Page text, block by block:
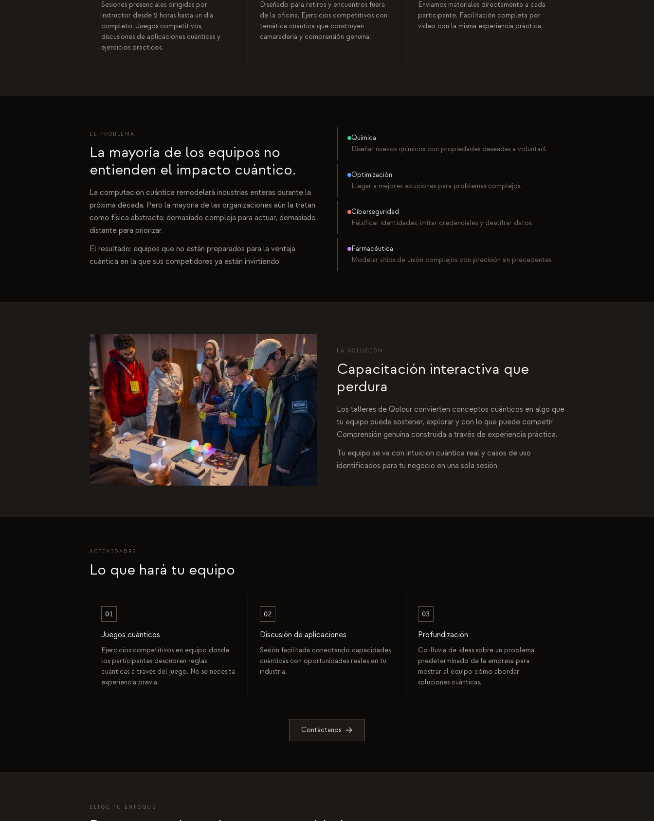
Sesiones presenciales dirigidas por
instructor desde 2 horas hasta un día
completo. Juegos competitivos,
discusiones de aplicaciones cuánticas y
ejercicios prácticos.
Diseñado para retiros y encuentros fuera
de la oficina. Ejercicios competitivos con
temática cuántica que construyen
camaradería y comprensión genuina.
Enviamos materiales directamente a cada
participante. Facilitación completa por
video con la misma experiencia práctica.
EL PROBLEMA
La mayoría de los equipos no
entienden el impacto cuántico.
La computación cuántica remodelará industrias enteras durante la
próxima década. Pero la mayoría de las organizaciones aún la tratan
como física abstracta: demasiado compleja para actuar, demasiado
distante para priorizar.
El resultado: equipos que no están preparados para la ventaja
cuántica en la que sus competidores ya están invirtiendo.
Química
Diseñar nuevos químicos con propiedades deseadas a voluntad.
Optimización
Llegar a mejores soluciones para problemas complejos.
Ciberseguridad
Falsificar identidades, imitar credenciales y descifrar datos.
Farmacéutica
Modelar sitios de unión complejos con precisión sin precedentes.
LA SOLUCIÓN
Capacitación interactiva que
perdura
Los talleres de Qolour convierten conceptos cuánticos en algo que
tu equipo puede sostener, explorar y con lo que puede competir.
Comprensión genuina construida a través de experiencia práctica.
Tu equipo se va con intuición cuántica real y casos de uso
identificados para tu negocio en una sola sesión.
ACTIVIDADES
Lo que hará tu equipo
01
Juegos cuánticos
Ejercicios competitivos en equipo donde
los participantes descubren reglas
cuánticas a través del juego. No se necesita
experiencia previa.
02
Discusión de aplicaciones
Sesión facilitada conectando capacidades
cuánticas con oportunidades reales en tu
industria.
03
Profundización
Co-lluvia de ideas sobre un problema
predeterminado de la empresa para
mostrar al equipo cómo abordar
soluciones cuánticas.
Contáctanos
ELIGE TU ENFOQUE